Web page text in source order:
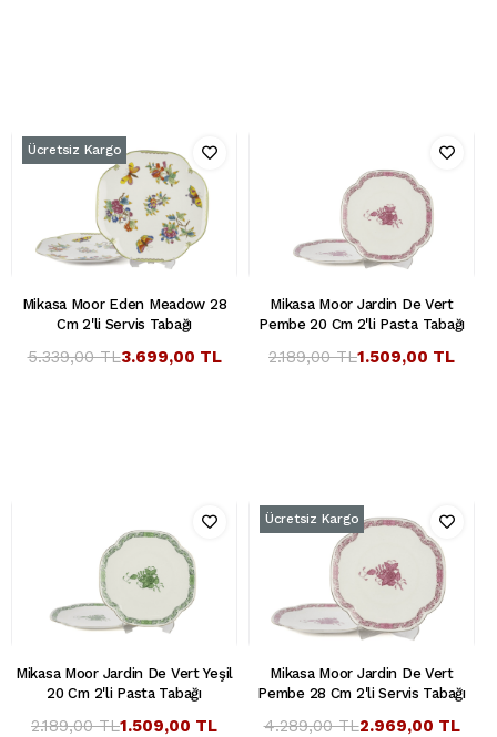
Mikasa Moor Eden Meadow 28
Cm 2'li Servis Tabağı
3.699,00 TL
5.339,00 TL
Ücretsiz Kargo
Mikasa Moor Jardin De Vert
Pembe 20 Cm 2'li Pasta Tabağı
1.509,00 TL
2.189,00 TL
Mikasa Moor Jardin De Vert Yeşil
20 Cm 2'li Pasta Tabağı
1.509,00 TL
2.189,00 TL
Mikasa Moor Jardin De Vert
Pembe 28 Cm 2'li Servis Tabağı
2.969,00 TL
4.289,00 TL
Ücretsiz Kargo